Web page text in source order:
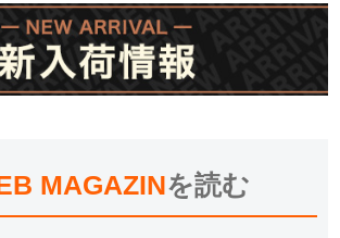
MAGAZINを読む